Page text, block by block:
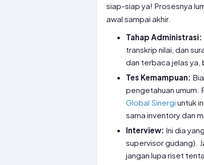
siap-siap ya! Prosesnya
awal sampai akhir.
Tahap Administrasi:
transkrip nilai, dan
dan terbaca jelas ya,
Tes Kemampuan:
pengetahuan umum.
Global Sinergi untuk
sama inventory dan
Interview: Ini dia
supervisor gudang).
jangan lupa riset